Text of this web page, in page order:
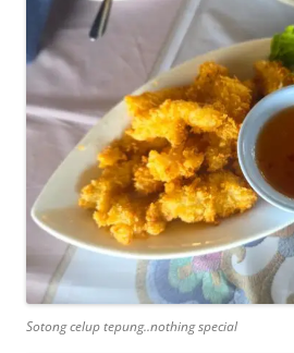
Sotong celup tepung..nothing special